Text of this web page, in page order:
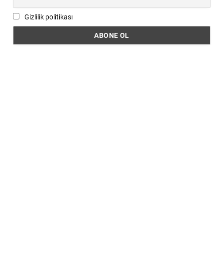
Gizlilik politikası